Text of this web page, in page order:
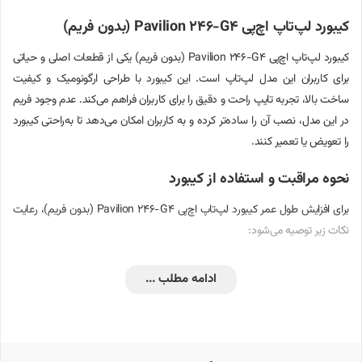
کیبورد لپ‌تاپ اچ‌پی Pavilion 246-G4 (بدون فریم)
کیبورد لپ‌تاپ اچ‌پی Pavilion 246-G4 (بدون فریم) یکی از قطعات اصلی و حیاتی
برای کاربران این مدل لپ‌تاپ است. این کیبورد با طراحی ارگونومیک و کیفیت
ساخت بالا، تجربه تایپ راحت و دقیق را برای کاربران فراهم می‌کند. عدم وجود فریم
در این مدل، نصب آن را ساده‌تر کرده و به کاربران امکان می‌دهد تا به‌راحتی کیبورد
را تعویض یا تعمیر کنند.
نحوه مراقبت و استفاده از کیبورد
برای افزایش طول عمر کیبورد لپ‌تاپ اچ‌پی Pavilion 246-G4 (بدون فریم)، رعایت
نکات زیر توصیه می‌شود:
از ریختن مایعات بر روی کیبورد خودداری کنید. در صورت وقوع، بلافاصله
دستگاه را خاموش کرده و کیبورد را خشک نمایید.
ادامه مطلب ...